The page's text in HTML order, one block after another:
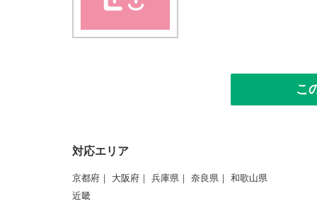
こ
対応エリア
京都府 大阪府 兵庫県 奈良県
和歌山県
近畿